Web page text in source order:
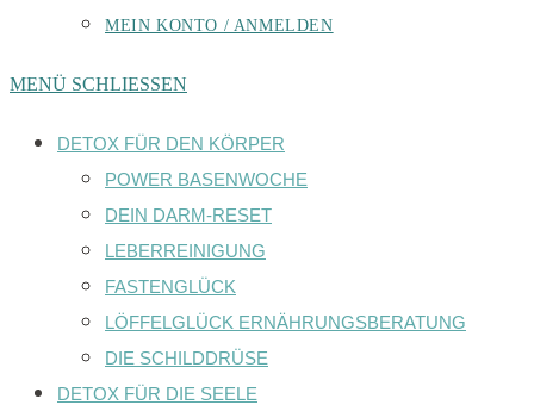
MEIN KONTO / ANMELDEN
MENÜ SCHLIESSEN
DETOX FÜR DEN KÖRPER
POWER BASENWOCHE
DEIN DARM-RESET
LEBERREINIGUNG
FASTENGLÜCK
LÖFFELGLÜCK ERNÄHRUNGSBERATUNG
DIE SCHILDDRÜSE
DETOX FÜR DIE SEELE